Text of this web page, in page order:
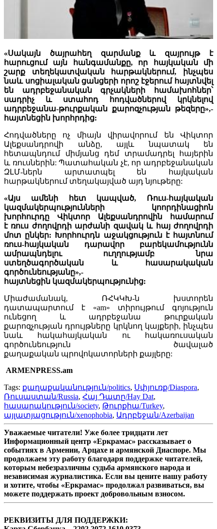
«Սակայն ծայրահեղ զարմանք և զայրույթ է
հարուցում այն հանգամանքը, որ հայկական մի
շարք տեղեկատվական հարթակներում, ինչպես
նաև սոցիալական ցանցերի որոշ էջերում հայտնվել
են ադրբեջանական գրչակների համախոհներ՝
սադրիչ և ստահոդ հոդվածներով կրկնելով
ադրբեջանա-թուրքական քարոզչության թեզերը»,-
հայտնեցին խորհրդից:
Հոդվածները ոչ միայն վիրավորում են Վիկտոր
Ալեքսանդրովի անձը, այլև նպատակ են
հետապնդում միմյանց դեմ տրամադրել հայերին
և ռուսներին: Պատահական չէ, որ ադրբեջանական
ԶԼՄ-ներն արտատպել են հայկական
հարթակներում տեղակայված այդ նյութերը:
«Այս ամենի հետ կապված, Ռուս-հայկական
կազմակերպությունների կոորդինացիոն
խորհուրդը Վիկտոր Ալեքսանդրովին համարում
է ռուս ժողովրդի արժանի զավակ և հայ ժողովրդի
մոտ ընկեր: Խորհուրդն աջակցություն է հայտնում
ռուս​-հայկական դարավոր բարեկամությունն
ամրապնդելու ուղղությամբ նրա
ստեղծագործական և հասարակական
գործունեությանը»,-
հայտնեցին կազմակերպությունից:
Միաժամանակ, ՌՀԿԿԽ-ն խստորեն
դատապարտում է «am» տիրույթում գոյություն
ունեցող և ադրբեջանա թուրքական
քարոզչության դրույթները կրկնող կայքերի, ինչպես
նաև հակահայկական ու հակառուսական
գործունեություն ծավալած
քաղաքական պրովոկատորների քայլերը:
ARMENPRESS.am
Tags: քաղաքականություն/politics, Սփյուռք/Diaspora,
Ռուսաստան/Russia, Հայ Դատը/Hay Dat,
հասարակություն/society, Թուրքիա/Turkey,
այլատյացություն/xenophobia, Ադրբեջան/Azerbaijan
Уважаемые читатели! Уже более тридцати лет
Информационный центр «Еркрамас» рассказывает о
событиях в Армении, Арцахе и армянской Диаспоре. Мы
продолжаем эту работу благодаря поддержке читателей,
которым небезразличны судьба армянского народа и
независимая журналистика. Если вы цените нашу работу
и хотите, чтобы «Еркрамас» продолжал развиваться, вы
можете поддержать проект добровольным взносом.
РЕКВИЗИТЫ ДЛЯ ПОДДЕРЖКИ: